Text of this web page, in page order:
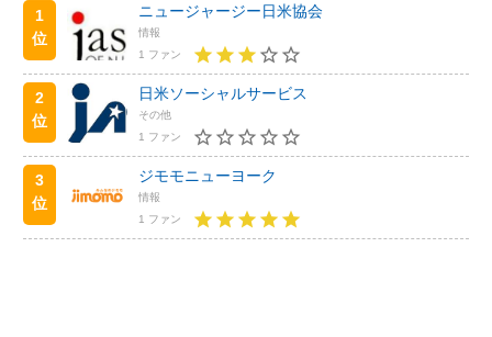
1
位
ニュージャージー日米協会
情報
1 ファン
2
位
日米ソーシャルサービス
その他
1 ファン
3
位
ジモモニューヨーク
情報
1 ファン